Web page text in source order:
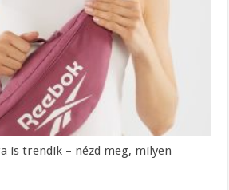
is trendik – nézd meg, milyen